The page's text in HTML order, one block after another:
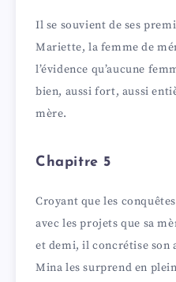
Il se souvient de ses
Mariette, la femme de
l’évidence qu’aucune
bien, aussi fort, aussi
mère.
Chapitre 5
Croyant que les
avec les projets que sa
et demi, il concrétise
Mina les surprend en